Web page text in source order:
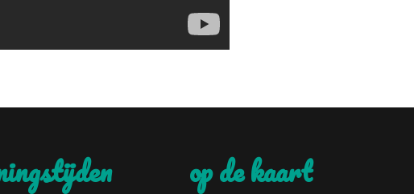
op de kaart